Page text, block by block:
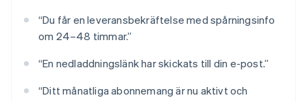
“Du får en leveransbekräftelse med spårningsinfo
om 24–48 timmar.”
“En nedladdningslänk har skickats till din e-post.”
“Ditt månatliga abonnemang är nu aktivt och